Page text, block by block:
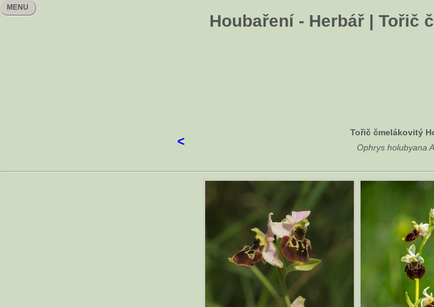
Houbaření - Herbář | Tořič
MENU
<
Tořič čmelákovitý
Ophrys holubyana